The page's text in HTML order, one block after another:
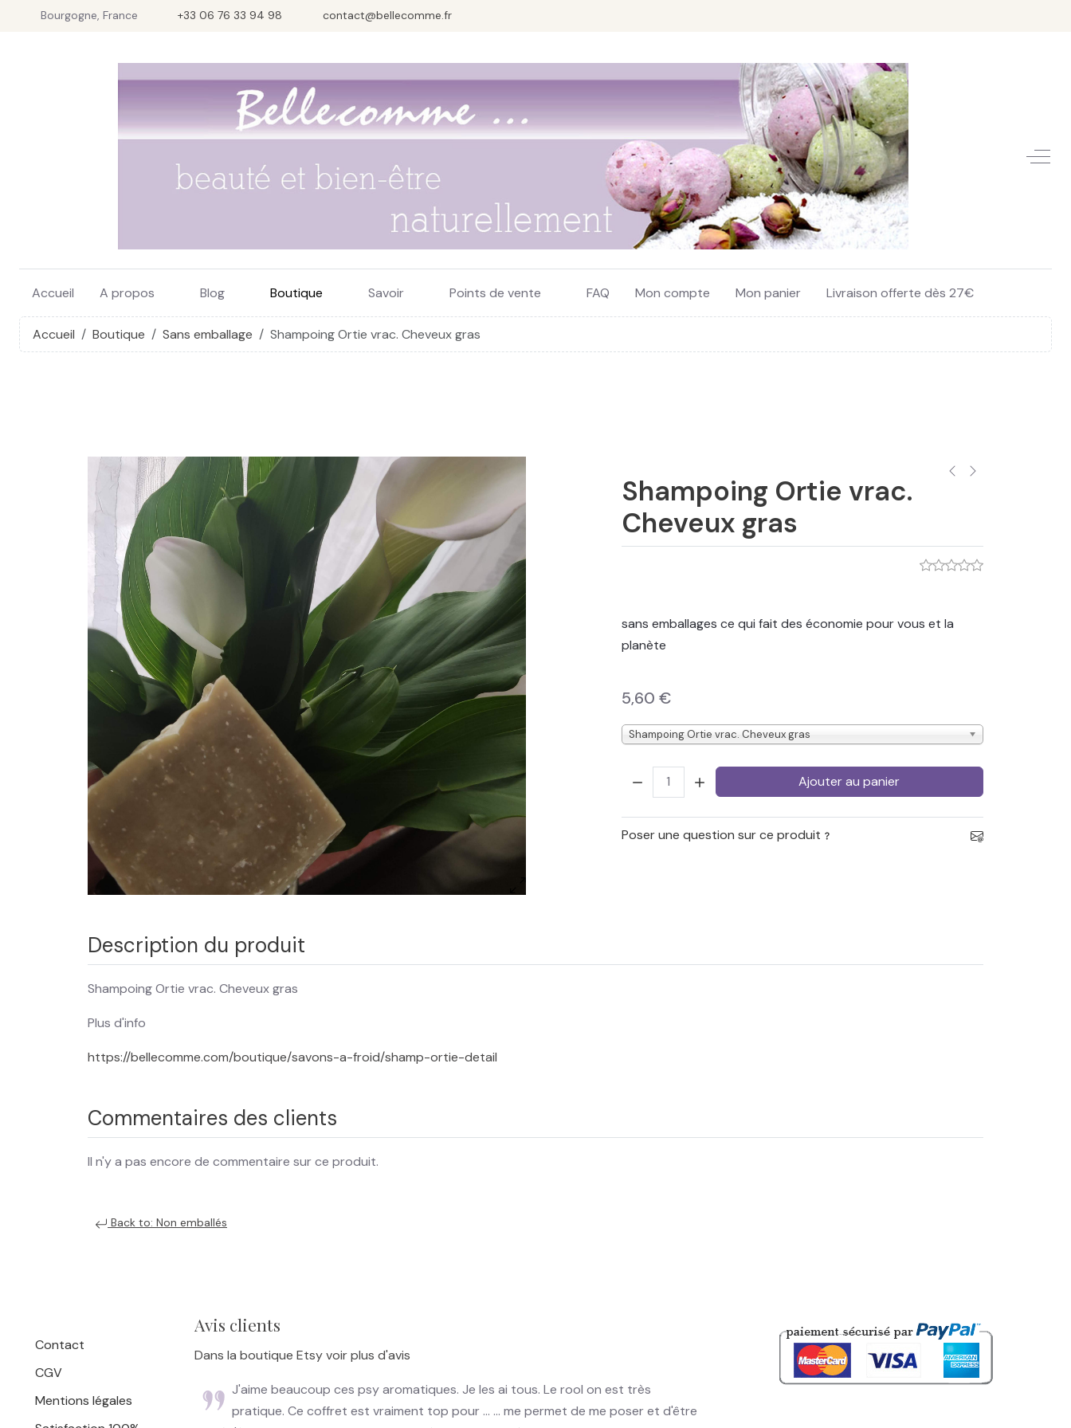
Bourgogne, France +33 06 76 33 94 98 contact@bellecomme.fr
Off-
Accueil A propos Blog Boutique Savoir Points de vente FAQ Mon compte Mon panier Livraison offerte dès 27€
Accueil Boutique Sans emballage Shampoing Ortie vrac. Cheveux gras
Shampoing Ortie vrac.
Cheveux gras
sans emballages ce qui fait des économie pour vous et la
planète
5,60 €
Shampoing Ortie vrac. Cheveux gras
Quantité: Ajouter au panier
Poser une question sur ce produit
Description du produit
Shampoing Ortie vrac. Cheveux gras
Plus d'info
https://bellecomme.com/boutique/savons-a-froid/shamp-ortie-detail
Commentaires des clients
Il n'y a pas encore de commentaire sur ce produit.
Back to: Non emballés
Contact
CGV
Mentions légales
Avis clients
Dans la boutique Etsy voir plus d'avis
J'aime beaucoup ces psy aromatiques. Je les ai tous. Le rool on est très
pratique. Ce coffret est vraiment top pour ... ... me permet de me poser et d'être